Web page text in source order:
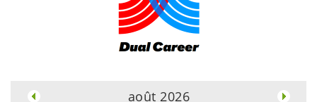
août 2026